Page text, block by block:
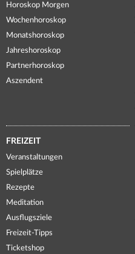
Horoskop Morgen
Wochenhoroskop
Monatshoroskop
Jahreshoroskop
Partnerhoroskop
Aszendent
FREIZEIT
Veranstaltungen
Spielplätze
Rezepte
Meditation
Ausflugsziele
Freizeit-Tipps
Ticketshop